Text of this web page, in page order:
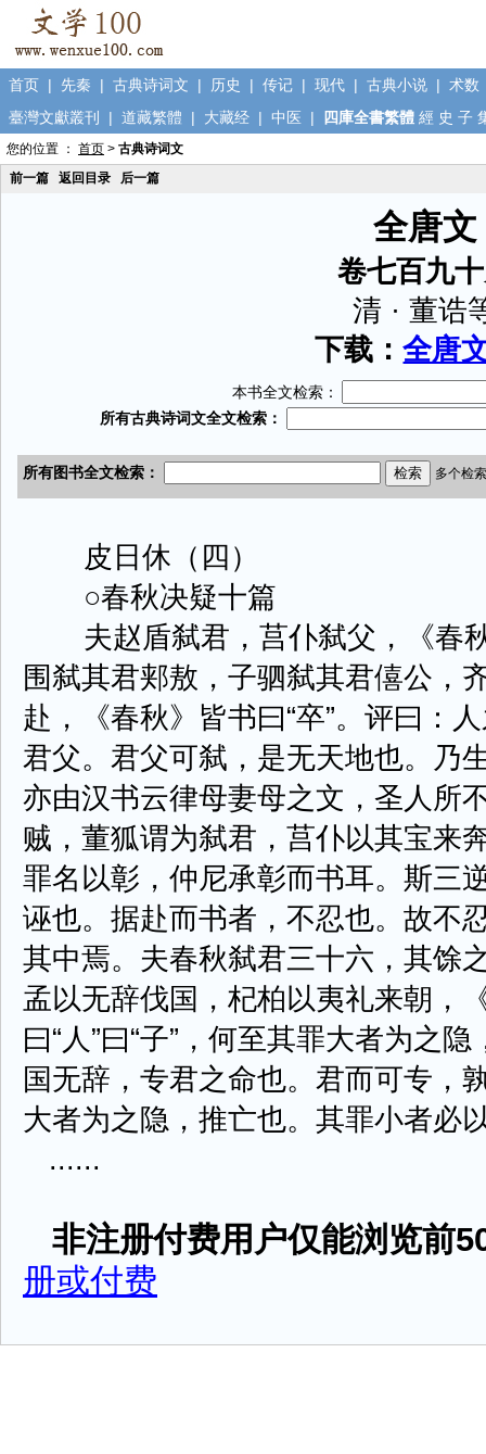
首页 | 先秦 | 古典诗词文 | 历史 | 传记 | 现代 | 古典小说 | 术数
臺灣文獻叢刊
| 道藏繁體 | 大藏经 | 中医 | 四庫全書繁體 經 史 子
您的位置 ： 首页 > 古典诗词文
前一篇
返回目录 后一篇
全唐文
卷七百九
清 · 董诰
下载：全唐
本书全文检索：
皮日休（四）
○春秋决疑十篇
夫赵盾弑君，莒仆弑父，《春
围弑其君郏敖，子驷弑其君僖公，
赴，《春秋》皆书曰“卒”。评曰：
君父。君父可弑，是无天地也。乃
亦由汉书云律母妻母之文，圣人所
贼，董狐谓为弑君，莒仆以其宝来
罪名以彰，仲尼承彰而书耳。斯三
诬也。据赴而书者，不忍也。故不
其中焉。夫春秋弑君三十六，其馀
孟以无辞伐国，杞柏以夷礼来朝，
曰“人”曰“子”，何至其罪大者为之
国无辞，专君之命也。君而可专，
大者为之隐，推亡也。其罪小者必
......
非注册付费用户仅能浏览前
册或付费